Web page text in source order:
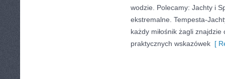
wodzie. Polecamy: Jachty i
ekstremalne. Tempesta-
każdy miłośnik żagli
praktycznych wskazówek [